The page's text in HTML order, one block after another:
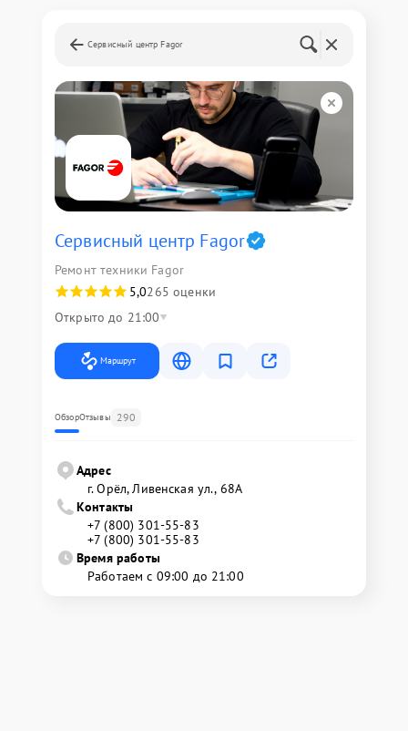
Сервисный центр Fagor
Сервисный центр Fagor
Ремонт техники Fagor
5,0265 оценки
Открыто до 21:00
Маршрут
ОбзорОтзывы 290
Адрес
г. Орёл, Ливенская ул., 68А
Контакты
+7 (800) 301-55-83
+7 (800) 301-55-83
Время работы
Работаем с 09:00 до 21:00